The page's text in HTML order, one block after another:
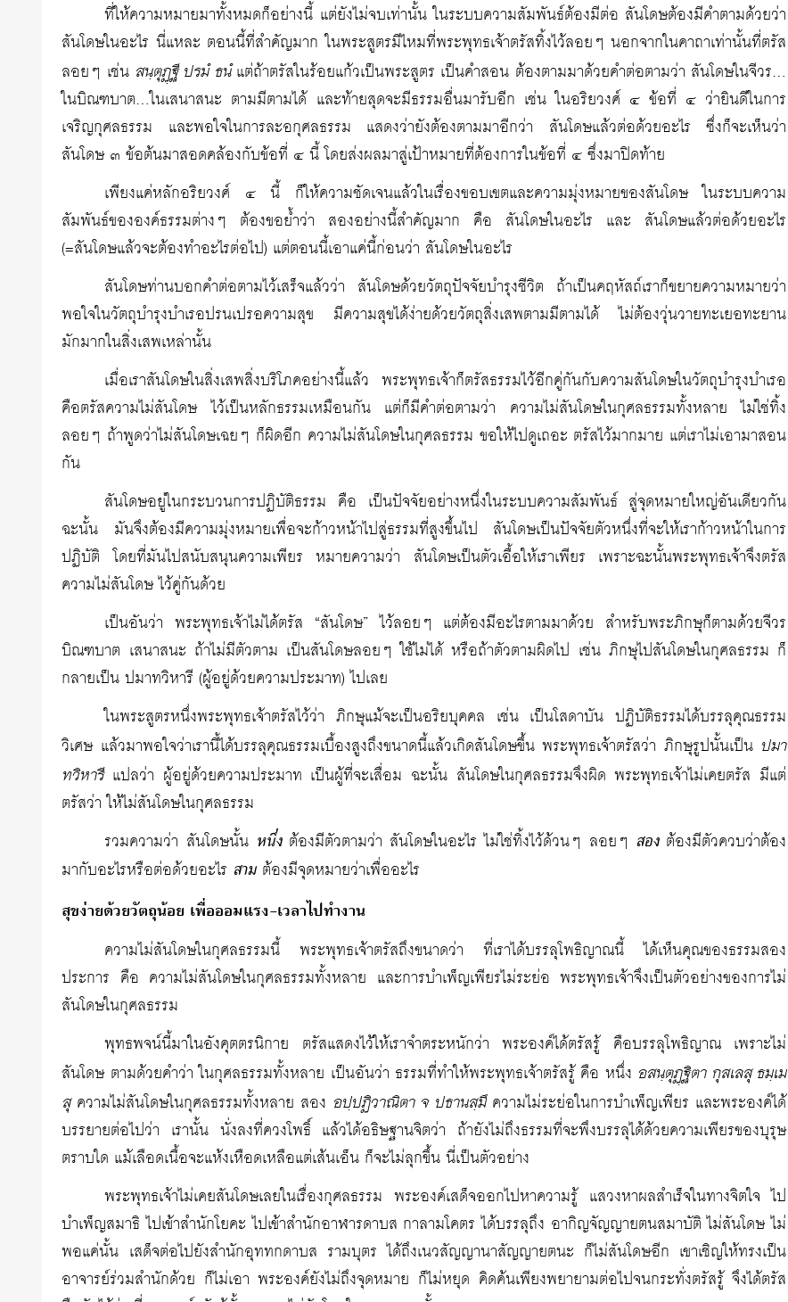
ที่ให้ความหมายมาทั้งหมดก็อย่างนี้ แต่ยังไม่จบเท่านั้น ในระบบความสัมพันธ์ต้องมีต่อ สันโดษต้องมีคำตามด้วยว่า
สันโดษในอะไร นี่แหละ ตอนนี้ที่สำคัญมาก ในพระสูตรมีไหมที่พระพุทธเจ้าตรัสทิ้งไว้ลอยๆ นอกจากในคาถาเท่านั้นที่ตรัส
ลอยๆ เช่น สนฺตุฏฺฐี ปรมํ ธนํแต่ถ้าตรัสในร้อยแก้วเป็นพระสูตร เป็นคำสอน ต้องตามมาด้วยคำต่อตามว่า สันโดษในจีวร…
ในบิณฑบาต…ในเสนาสนะ ตามมีตามได้ และท้ายสุดจะมีธรรมอื่นมารับอีก เช่น ในอริยวงศ์ ๔ ข้อที่ ๔ ว่ายินดีในการ
เจริญกุศลธรรม และพอใจในการละอกุศลธรรม แสดงว่ายังต้องตามมาอีกว่า สันโดษแล้วต่อด้วยอะไร ซึ่งก็จะเห็นว่า
สันโดษ ๓ ข้อต้นมาสอดคล้องกับข้อที่ ๔ นี้ โดยส่งผลมาสู่เป้าหมายที่ต้องการในข้อที่ ๔ ซึ่งมาปิดท้าย
เพียงแค่หลักอริยวงศ์ ๔ นี้ ก็ให้ความชัดเจนแล้วในเรื่องขอบเขตและความมุ่งหมายของสันโดษ ในระบบความ
สัมพันธ์ขององค์ธรรมต่างๆ ต้องขอย้ำว่า สองอย่างนี้สำคัญมาก คือ สันโดษในอะไร และ สันโดษแล้วต่อด้วยอะไร
(=สันโดษแล้วจะต้องทำอะไรต่อไป) แต่ตอนนี้เอาแค่นี้ก่อนว่า สันโดษในอะไร
สันโดษท่านบอกคำต่อตามไว้เสร็จแล้วว่า สันโดษด้วยวัตถุปัจจัยบำรุงชีวิต ถ้าเป็นคฤหัสถ์เราก็ขยายความหมายว่า
พอใจในวัตถุบำรุงบำเรอปรนเปรอความสุข มีความสุขได้ง่ายด้วยวัตถุสิ่งเสพตามมีตามได้ ไม่ต้องวุ่นวายทะเยอทะยาน
มักมากในสิ่งเสพเหล่านั้น
เมื่อเราสันโดษในสิ่งเสพสิ่งบริโภคอย่างนี้แล้ว พระพุทธเจ้าก็ตรัสธรรมไว้อีกคู่กันกับความสันโดษในวัตถุบำรุงบำเรอ
คือตรัสความไม่สันโดษ ไว้เป็นหลักธรรมเหมือนกัน แต่ก็มีคำต่อตามว่า ความไม่สันโดษในกุศลธรรมทั้งหลาย ไม่ใช่ทิ้ง
ลอยๆ ถ้าพูดว่าไม่สันโดษเฉยๆ ก็ผิดอีก ความไม่สันโดษในกุศลธรรม ขอให้ไปดูเถอะ ตรัสไว้มากมาย แต่เราไม่เอามาสอน
กัน
สันโดษอยู่ในกระบวนการปฏิบัติธรรม คือ เป็นปัจจัยอย่างหนึ่งในระบบความสัมพันธ์ สู่จุดหมายใหญ่อันเดียวกัน
ฉะนั้น มันจึงต้องมีความมุ่งหมายเพื่อจะก้าวหน้าไปสู่ธรรมที่สูงขึ้นไป สันโดษเป็นปัจจัยตัวหนึ่งที่จะให้เราก้าวหน้าในการ
ปฏิบัติ โดยที่มันไปสนับสนุนความเพียร หมายความว่า สันโดษเป็นตัวเอื้อให้เราเพียร เพราะฉะนั้นพระพุทธเจ้าจึงตรัส
ความไม่สันโดษ ไว้คู่กันด้วย
เป็นอันว่า พระพุทธเจ้าไม่ได้ตรัส “สันโดษ” ไว้ลอยๆ แต่ต้องมีอะไรตามมาด้วย สำหรับพระภิกษุก็ตามด้วยจีวร
บิณฑบาต เสนาสนะ ถ้าไม่มีตัวตาม เป็นสันโดษลอยๆ ใช้ไม่ได้ หรือถ้าตัวตามผิดไป เช่น ภิกษุไปสันโดษในกุศลธรรม ก็
กลายเป็น ปมาทวิหารี (ผู้อยู่ด้วยความประมาท) ไปเลย
ในพระสูตรหนึ่งพระพุทธเจ้าตรัสไว้ว่า ภิกษุแม้จะเป็นอริยบุคคล เช่น เป็นโสดาบัน ปฏิบัติธรรมได้บรรลุคุณธรรม
วิเศษ แล้วมาพอใจว่าเรานี้ได้บรรลุคุณธรรมเบื้องสูงถึงขนาดนี้แล้วเกิดสันโดษขึ้น พระพุทธเจ้าตรัสว่า ภิกษุรูปนั้นเป็น ปมา
ทวิหารีแปลว่า ผู้อยู่ด้วยความประมาท เป็นผู้ที่จะเสื่อม ฉะนั้น สันโดษในกุศลธรรมจึงผิด พระพุทธเจ้าไม่เคยตรัส มีแต่
ตรัสว่า ให้ไม่สันโดษในกุศลธรรม
รวมความว่า สันโดษนั้น หนึ่งต้องมีตัวตามว่า สันโดษในอะไร ไม่ใช่ทิ้งไว้ด้วนๆ ลอยๆ สองต้องมีตัวควบว่าต้อง
มากับอะไรหรือต่อด้วยอะไร สามต้องมีจุดหมายว่าเพื่ออะไร
สุขง่ายด้วยวัตถุน้อย เพื่อออมแรง-เวลาไปทำงาน
ความไม่สันโดษในกุศลธรรมนี้ พระพุทธเจ้าตรัสถึงขนาดว่า ที่เราได้บรรลุโพธิญาณนี้ ได้เห็นคุณของธรรมสอง
ประการ คือ ความไม่สันโดษในกุศลธรรมทั้งหลาย และการบำเพ็ญเพียรไม่ระย่อ พระพุทธเจ้าจึงเป็นตัวอย่างของการไม่
สันโดษในกุศลธรรม
พุทธพจน์นี้มาในอังคุตตรนิกาย ตรัสแสดงไว้ให้เราจำตระหนักว่า พระองค์ได้ตรัสรู้ คือบรรลุโพธิญาณ เพราะไม่
สันโดษ ตามด้วยคำว่า ในกุศลธรรมทั้งหลาย เป็นอันว่า ธรรมที่ทำให้พระพุทธเจ้าตรัสรู้ คือ หนึ่ง อสนฺตุฏฺฐิตา กุสเลสุ ธมฺเม
สุความไม่สันโดษในกุศลธรรมทั้งหลาย สอง อปฺปฏิวาณิตา จ ปธานสฺมึความไม่ระย่อในการบำเพ็ญเพียร และพระองค์ได้
บรรยายต่อไปว่า เรานั้น นั่งลงที่ควงโพธิ์ แล้วได้อธิษฐานจิตว่า ถ้ายังไม่ถึงธรรมที่จะพึงบรรลุได้ด้วยความเพียรของบุรุษ
ตราบใด แม้เลือดเนื้อจะแห้งเหือดเหลือแต่เส้นเอ็น ก็จะไม่ลุกขึ้น นี่เป็นตัวอย่าง
พระพุทธเจ้าไม่เคยสันโดษเลยในเรื่องกุศลธรรม พระองค์เสด็จออกไปหาความรู้ แสวงหาผลสำเร็จในทางจิตใจ ไป
บำเพ็ญสมาธิ ไปเข้าสำนักโยคะ ไปเข้าสำนักอาฬารดาบส กาลามโคตร ได้บรรลุถึง อากิญจัญญายตนสมาบัติ ไม่สันโดษ ไม่
พอแค่นั้น เสด็จต่อไปยังสำนักอุททกดาบส รามบุตร ได้ถึงเนวสัญญานาสัญญายตนะ ก็ไม่สันโดษอีก เขาเชิญให้ทรงเป็น
อาจารย์ร่วมสำนักด้วย ก็ไม่เอา พระองค์ยังไม่ถึงจุดหมาย ก็ไม่หยุด คิดค้นเพียงพยายามต่อไปจนกระทั่งตรัสรู้ จึงได้ตรัส